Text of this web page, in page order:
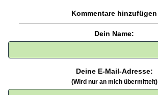
Kommentare hinzufügen
Dein Name:
Deine E-Mail-Adresse:
(Wird nur an mich übermittelt)